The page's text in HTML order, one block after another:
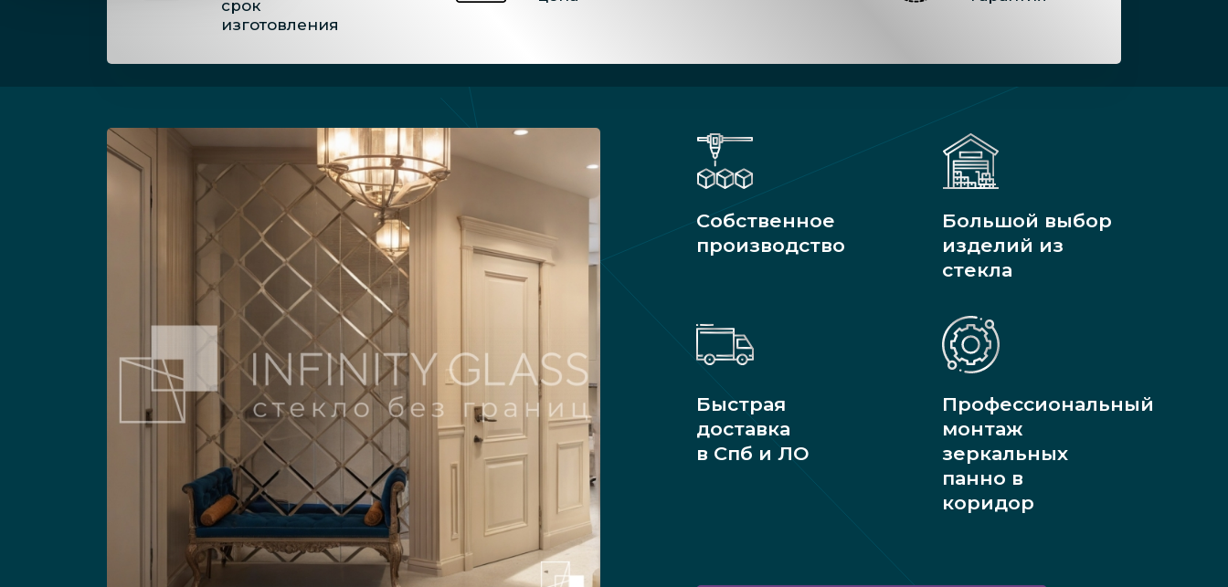
срок
изготовления
Собственное
производство
Большой выбор
изделий из
стекла
Быстрая
доставка
в Спб и ЛО
Профессиональный
монтаж
зеркальных
панно в
коридор